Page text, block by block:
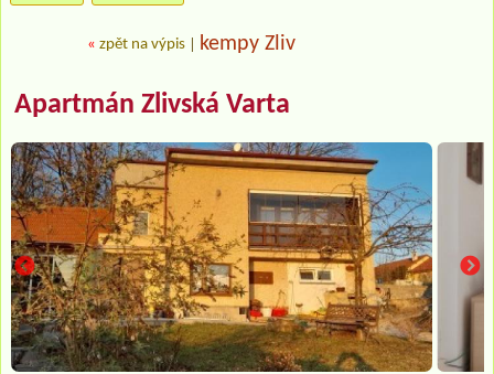
« zpět na výpis kempy Zliv
Apartmán Zlivská Varta